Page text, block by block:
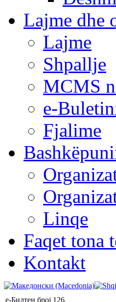
Lajme dhe
Lajme
Shpallje
MCMS
e-
Fjalime
Linqe
Faqet tona
Kontakt
е-Билтен број 126